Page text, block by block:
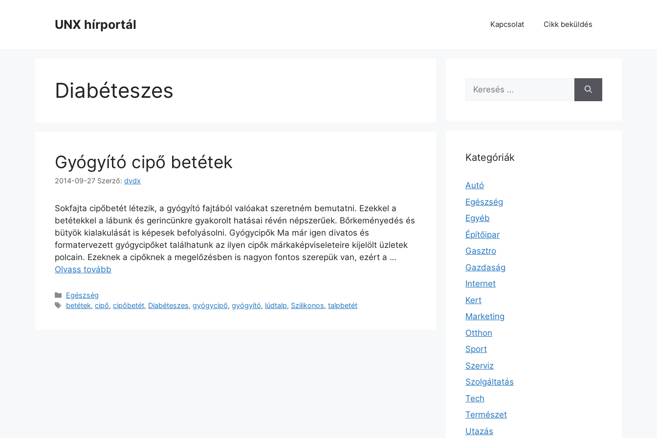
UNX hírportál Kapcsolat Cikk beküldés
Diabéteszes
Gyógyító cipő betétek
2014-09-27 Szerző: dvdx
Sokfajta cipőbetét létezik, a gyógyító fajtából valóakat szeretném bemutatni. Ezekkel a
betétekkel a lábunk és gerincünkre gyakorolt hatásai révén népszerűek. Bőrkeményedés és
bütyök kialakulását is képesek befolyásolni. Gyógycipők Ma már igen divatos és
formatervezett gyógycipőket találhatunk az ilyen cipők márkaképviseleteire kijelölt üzletek
polcain. Ezeknek a cipőknek a megelőzésben is nagyon fontos szerepük van, ezért a …
Olvass tovább
Kategória
Egészség
Címkék
betétek,cipő,cipőbetét, Diabéteszes,gyógycipő,gyógyító, lúdtalp, Szilikonos,talpbetét
Keresés:
Kategóriák
Autó
Egészség
Egyéb
Építőipar
Gasztro
Gazdaság
Internet
Kert
Marketing
Otthon
Sport
Szerviz
Szolgáltatás
Tech
Természet
Utazás